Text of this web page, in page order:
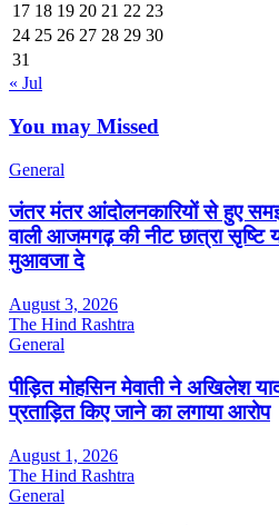
17 18 19 20 21 22 23
24 25 26 27 28 29 30
31
« Jul
You may Missed
General
जंतर मंतर आंदोलनकारियों से हुए
वाली आजमगढ़ की नीट छात्रा सृष्टि
मुआवजा दे
August 3, 2026
The Hind Rashtra
General
पीड़ित मोहसिन मेवाती ने अखिलेश
प्रताड़ित किए जाने का लगाया आरोप
August 1, 2026
The Hind Rashtra
General